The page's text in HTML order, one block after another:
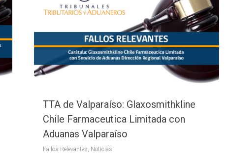
TTA de Valparaíso: Glaxosmithkline
Chile Farmaceutica Limitada con
Aduanas Valparaíso
Fallos Relevantes, Noticias